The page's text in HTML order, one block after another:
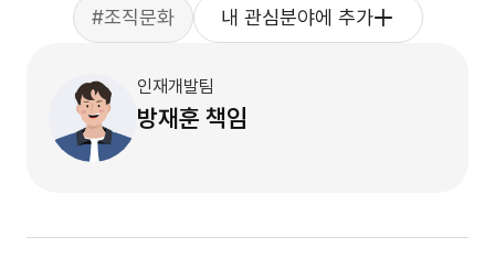
#조직문화 내 관심분야에 추가
인재개발팀
방재훈 책임